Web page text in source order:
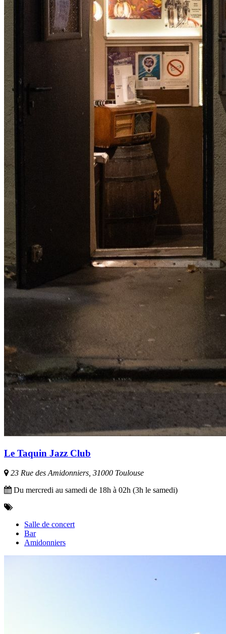
Le Taquin Jazz Club
23 Rue des Amidonniers, 31000 Toulouse
Du mercredi au samedi de 18h à 02h (3h le samedi)
Salle de concert
Bar
Amidonniers